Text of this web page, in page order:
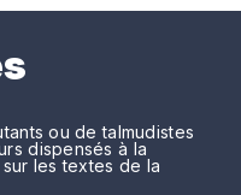
ou de talmudistes
dispensés à la
les textes de la